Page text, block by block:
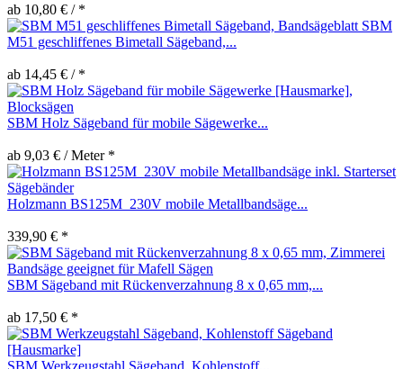
ab 10,80 € / *
SBM
M51 geschliffenes Bimetall Sägeband,...
ab 14,45 € / *
SBM Holz Sägeband für mobile Sägewerke...
ab 9,03 € / Meter *
Holzmann BS125M_230V mobile Metallbandsäge...
339,90 € *
SBM Sägeband mit Rückenverzahnung 8 x 0,65 mm,...
ab 17,50 € *
SBM Werkzeugstahl Sägeband, Kohlenstoff...